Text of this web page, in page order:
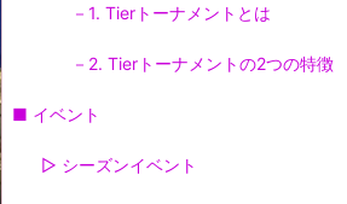
－1. Tierトーナメントとは
－2. Tierトーナメントの2つの特徴
■ イベント
▷ シーズンイベント